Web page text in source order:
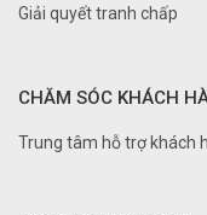
Giải quyết tranh chấp
CHĂM SÓC KHÁCH
Trung tâm hỗ trợ khách